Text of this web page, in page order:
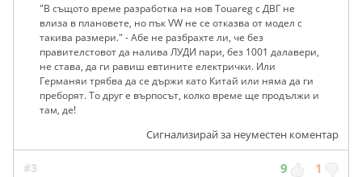
"В същото време разработка на нов Touareg с ДВГ не
влиза в плановете, но пък VW не се отказва от модел с
такива размери." - Абе не разбрахте ли, че без
правителстовот да налива ЛУДИ пари, без 1001 далавери,
не става, да ги равиш евтините електрички. Или
Германяи трябва да се държи като Китай или няма да ги
преборят. То друг е върпосът, колко време ще продължи и
там, де!
Сигнализирай за неуместен коментар
#3 9 1